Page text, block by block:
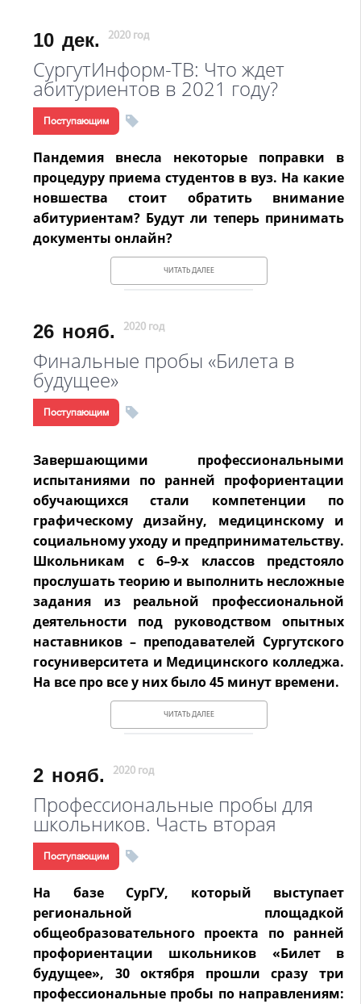
10 дек. 2020 год
СургутИнформ-ТВ: Что ждет
абитуриентов в 2021 году?
Поступающим
Пандемия внесла некоторые поправки в
процедуру приема студентов в вуз. На какие
новшества стоит обратить внимание
абитуриентам? Будут ли теперь принимать
документы онлайн?
ЧИТАТЬ ДАЛЕЕ
26 нояб. 2020 год
Финальные пробы «Билета в
будущее»
Поступающим
Завершающими профессиональными
испытаниями по ранней профориентации
обучающихся стали компетенции по
графическому дизайну, медицинскому и
социальному уходу и предпринимательству.
Школьникам с 6–9-х классов предстояло
прослушать теорию и выполнить несложные
задания из реальной профессиональной
деятельности под руководством опытных
наставников – преподавателей Сургутского
госуниверситета и Медицинского колледжа.
На все про все у них было 45 минут времени.
ЧИТАТЬ ДАЛЕЕ
2 нояб. 2020 год
Профессиональные пробы для
школьников. Часть вторая
Поступающим
На базе СурГУ, который выступает
региональной площадкой
общеобразовательного проекта по ранней
профориентации школьников «Билет в
будущее», 30 октября прошли сразу три
профессиональные пробы по направлениям: